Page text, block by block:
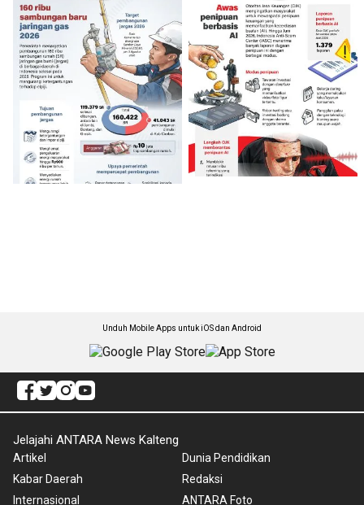
Unduh Mobile Apps untuk iOS dan Android
Jelajahi ANTARA News Kalteng
Artikel
Kabar Daerah
Internasional
Dunia Pendidikan
Redaksi
ANTARA Foto